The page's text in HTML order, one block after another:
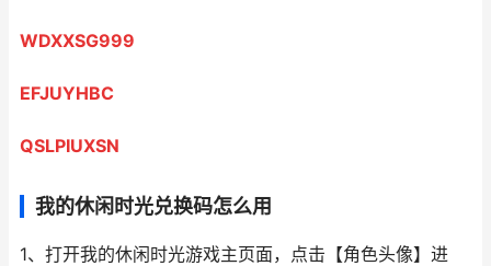
WDXXSG999
EFJUYHBC
QSLPIUXSN
我的休闲时光兑换码怎么用
1、打开我的休闲时光游戏主页面，点击【角色头像】进